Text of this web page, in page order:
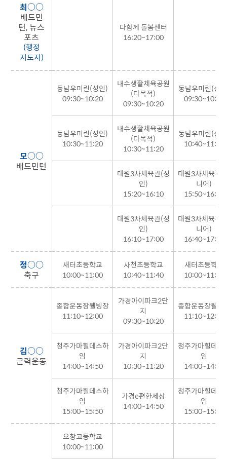
최○○
배드민
턴, 뉴스
포츠
(행정
지도자)
다함께 돌봄센터
16:20~17:00
모○○
배드민턴
동남우미린(성인)
09:30~10:20
내수생활체육공원
(다목적)
09:30~10:20
동남우미린(성
09:30~10:20
동남우미린(성인)
10:30~11:20
내수생활체육공원
(다목적)
10:30~11:20
동남우미린(성
10:40~11:30
대원3차체육관(성
인)
15:20~16:10
대원3차체육관(
니어)
15:50~16:30
대원3차체육관(성
인)
16:10~17:00
대원3차체육관(
니어)
16:40~17:20
정○○
축구
새터초등학교
10:00~11:00
사천초등학교
10:40~11:40
새터초등학교
10:00~11:00
김○○
근력운동
종합운동장웰빙장
11:10~12:00
가경아이파크2단
지
09:30~10:20
종합운동장웰빙
11:10~12:00
청주가마힐데스하
임
14:00~14:50
가경아이파크2단
지
10:30~11:20
청주가마힐데스
임
14:00~14:50
청주가마힐데스하
임
15:00~15:50
가경e편한세상
14:00~14:50
청주가마힐데스
임
15:00~15:50
오창고등학교
10:00~11:00